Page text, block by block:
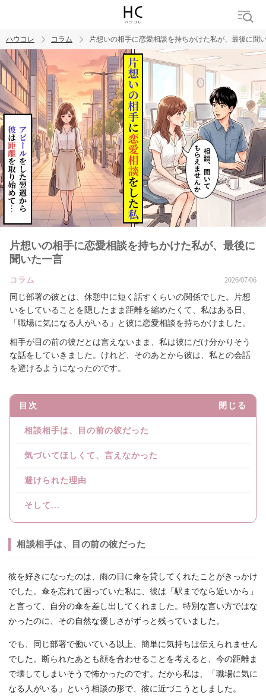
トレンド ワード
男の本音 男ウケ NG行動 彼女 イイ女 婚活
ハウコレ コラム 片想いの相手に恋愛相談を持ちかけた私が、最後に聞
片想いの相手に恋愛相談を持ちかけた私が、最後に
聞いた一言
コラム 2026/07/06
同じ部署の彼とは、休憩中に短く話すくらいの関係でした。片想
いをしていることを隠したまま距離を縮めたくて、私はある日、
「職場に気になる人がいる」と彼に恋愛相談を持ちかけました。
相手が目の前の彼だとは言えないまま、私は彼にだけ分かりそう
な話をしていきました。けれど、そのあとから彼は、私との会話
を避けるようになったのです。
目次 閉じる
相談相手は、目の前の彼だった
気づいてほしくて、言えなかった
避けられた理由
そして...
相談相手は、目の前の彼だった
彼を好きになったのは、雨の日に傘を貸してくれたことがきっかけ
でした。傘を忘れて困っていた私に、彼は「駅までなら近いから」
と言って、自分の傘を差し出してくれました。特別な言い方ではな
かったのに、その自然な優しさがずっと残っていました。
でも、同じ部署で働いている以上、簡単に気持ちは伝えられません
でした。断られたあとも顔を合わせることを考えると、今の距離ま
で壊してしまいそうで怖かったのです。だから私は、「職場に気に
なる人がいる」という相談の形で、彼に近づこうとしました。